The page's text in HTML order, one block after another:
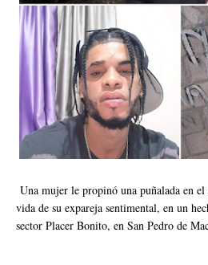
Una mujer le propinó una puñalada en
vida de su expareja sentimental, en un
sector Placer Bonito, en San Pedro de